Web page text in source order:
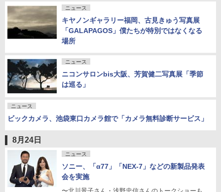
ニュース
キヤノンギャラリー福岡、古見きゅう写真展
「GALAPAGOS」僕たちが特別ではなくなる
場所
ニュース
ニコンサロンbis大阪、芳賀健二写真展「季節
は巡る」
ニュース
ビックカメラ、池袋東口カメラ館で「カメラ無料診断サービス」
8月24日
ニュース
ソニー、「α77」「NEX-7」などの新製品発表
会を実施